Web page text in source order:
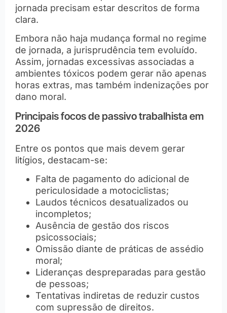
jornada precisam estar descritos de forma
clara.
Embora não haja mudança formal no regime
de jornada, a jurisprudência tem evoluído.
Assim, jornadas excessivas associadas a
ambientes tóxicos podem gerar não apenas
horas extras, mas também indenizações por
dano moral.
Principais focos de passivo trabalhista em
2026
Entre os pontos que mais devem gerar
litígios, destacam-se:
Falta de pagamento do adicional de
periculosidade a motociclistas;
Laudos técnicos desatualizados ou
incompletos;
Ausência de gestão dos riscos
psicossociais;
Omissão diante de práticas de assédio
moral;
Lideranças despreparadas para gestão
de pessoas;
Tentativas indiretas de reduzir custos
com supressão de direitos.